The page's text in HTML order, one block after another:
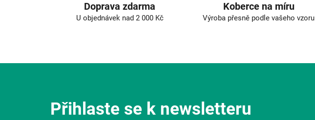
Doprava zdarma
U objednávek nad 2 000 Kč
Koberce na míru
Výroba přesně podle vašeho vzoru
Přihlaste se k newsletteru